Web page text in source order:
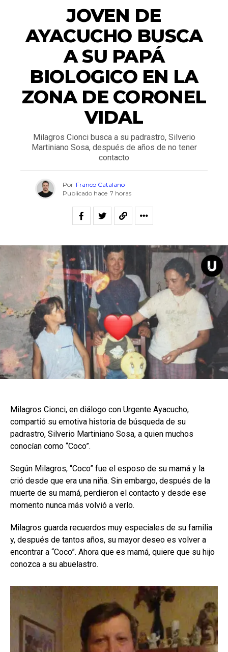
JOVEN DE
AYACUCHO BUSCA
A SU PAPÁ
BIOLOGICO EN LA
ZONA DE CORONEL
VIDAL
Milagros Cionci busca a su padrastro, Silverio
Martiniano Sosa, después de años de no tener
contacto
Por Franco Catalano
Publicado hace 7 horas
Milagros Cionci, en diálogo con Urgente Ayacucho,
compartió su emotiva historia de búsqueda de su
padrastro, Silverio Martiniano Sosa, a quien muchos
conocían como “Coco”.
Según Milagros, “Coco” fue el esposo de su mamá y la
crió desde que era una niña. Sin embargo, después de la
muerte de su mamá, perdieron el contacto y desde ese
momento nunca más volvió a verlo.
Milagros guarda recuerdos muy especiales de su familia
y, después de tantos años, su mayor deseo es volver a
encontrar a “Coco”. Ahora que es mamá, quiere que su hijo
conozca a su abuelastro.